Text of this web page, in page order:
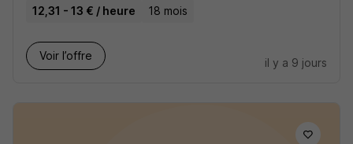
12,31 - 13 € / heure
18 mois
Voir l’offre
il y a 9 jours